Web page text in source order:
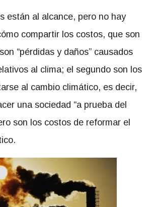
están al alcance, pero no hay
compartir los costos, que son
pérdidas y daños causados
al clima; el segundo son los
al cambio climático, es decir,
una sociedad
a prueba del
son los costos de reformar el